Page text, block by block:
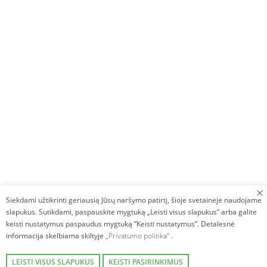
Siekdami užtikrinti geriausią Jūsų naršymo patirtį, šioje svetainėje naudojame
slapukus. Sutikdami, paspauskite mygtuką „Leisti visus slapukus” arba galite
keisti nustatymus paspaudus mygtuką “Keisti nustatymus”. Detalesnė
informacija skelbiama skiltyje „Privatumo politika“ .
LEISTI VISUS SLAPUKUS KEISTI PASIRINKIMUS